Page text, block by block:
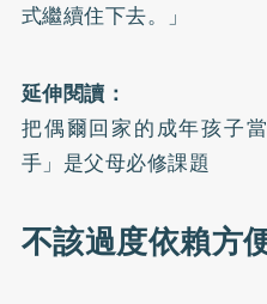
式繼續住下去。」
延伸閱讀：
把偶爾回家的成年孩子
手」是父母必修課題
不該過度依賴方